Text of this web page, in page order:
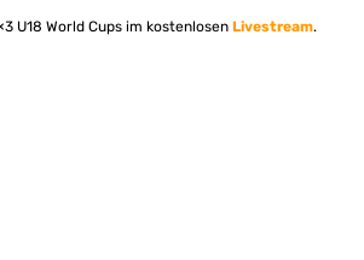
U18 World Cups im kostenlosen Livestream.